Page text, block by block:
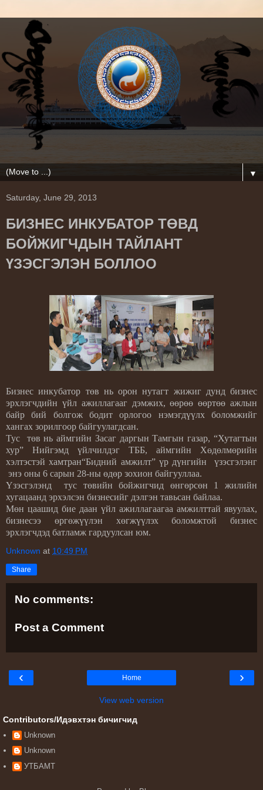
▼
Saturday, June 29, 2013
БИЗНЕС ИНКУБАТОР ТӨВД
БОЙЖИГЧДЫН ТАЙЛАНТ
ҮЗЭСГЭЛЭН БОЛЛОО
Бизнес инкубатор төв нь орон нутагт жижиг дунд бизнес
эрхлэгчдийн үйл ажиллагааг дэмжих, өөрөө өөртөө ажлын
байр бий болгож бодит орлогоо нэмэгдүүлх боломжийг
хангах зорилгоор байгуулагдсан.
Тус
төв нь аймгийн Засаг даргын Тамгын газар, “Хутагтын
хур” Нийгэмд үйлчилдэг ТББ, аймгийн Хөдөлмөрийн
хэлтэстэй хамтран“Бидний амжилт” үр дүнгийн
үзэсгэлэнг
энэ оны 6 сарын 28-ны өдөр зохион байгууллаа.
Үзэсгэлэнд
тус төвийн бойжигчид өнгөрсөн 1 жилийн
хугацаанд эрхэлсэн бизнесийг дэлгэн тавьсан байлаа.
Мөн цаашид бие даан үйл ажиллагаагаа амжилттай явуулах,
бизнесээ өргөжүүлэн хөгжүүлэх боломжтой бизнес
эрхлэгчдэд батламж гардуулсан юм.
Unknown at 10:49 PM
Share
No comments:
Post a Comment
‹ ›
Home
View web version
Contributors/Идэвхтэн бичигчид
Unknown
Unknown
УТБАМТ